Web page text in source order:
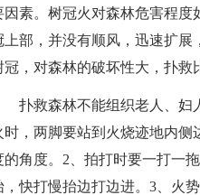
因素。树冠火对森林危害程度
上部，并没有顺风，迅速扩展
冠，对森林的破坏性大，扑救
扑救森林不能组织老人、妇
时，两脚要站到火烧迹地内
的角度。2、拍打时要一打一
，快打慢抬边打边进。3、火